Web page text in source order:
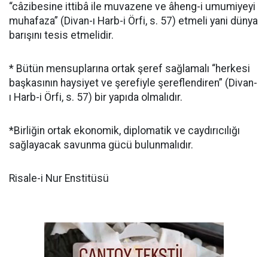
“câzibesine ittibâ ile muvazene ve âheng-i umumiyeyi
muhafaza” (Divan-ı Harb-i Örfi, s. 57) etmeli yani dünya
barışını tesis etmelidir.
* Bütün mensuplarına ortak şeref sağlamalı “herkesi
başkasının haysiyet ve şerefiyle şereflendiren” (Divan-
ı Harb-i Örfi, s. 57) bir yapıda olmalıdır.
*Birliğin ortak ekonomik, diplomatik ve caydırıcılığı
sağlayacak savunma gücü bulunmalıdır.
Risale-i Nur Enstitüsü